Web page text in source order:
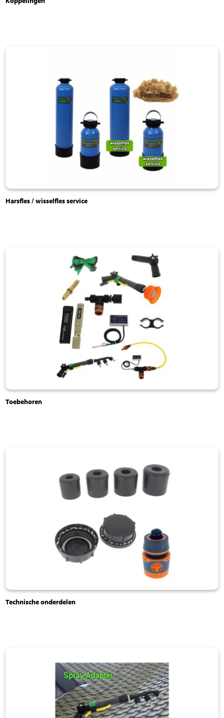
Harsfles / wisselfles service
Toebehoren
Technische onderdelen